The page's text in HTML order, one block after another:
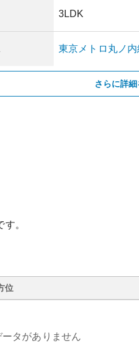
3LDK
東京メトロ丸ノ
さらに詳
。
位
タがありません